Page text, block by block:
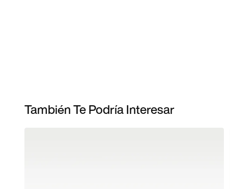
También Te Podría Interesar